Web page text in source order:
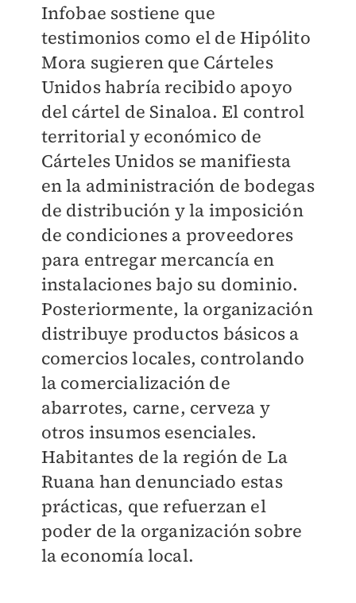
Infobae sostiene que
testimonios como el de Hipólito
Mora sugieren que Cárteles
Unidos habría recibido apoyo
del cártel de Sinaloa. El control
territorial y económico de
Cárteles Unidos se manifiesta
en la administración de bodegas
de distribución y la imposición
de condiciones a proveedores
para entregar mercancía en
instalaciones bajo su dominio.
Posteriormente, la organización
distribuye productos básicos a
comercios locales, controlando
la comercialización de
abarrotes, carne, cerveza y
otros insumos esenciales.
Habitantes de la región de La
Ruana han denunciado estas
prácticas, que refuerzan el
poder de la organización sobre
la economía local.